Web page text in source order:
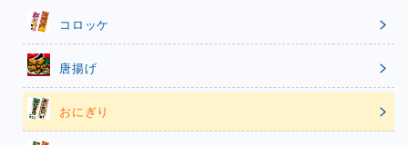
コロッケ
唐揚げ
おにぎり